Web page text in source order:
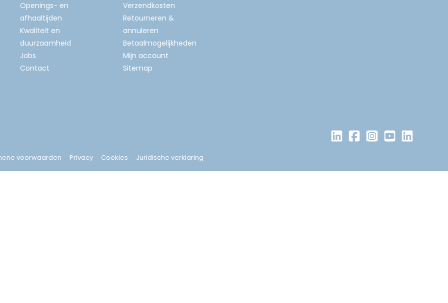
Openings- en
afhaaltijden
Kwaliteit en
duurzaamheid
Jobs
Contact
Verzendkosten
Retourneren &
annuleren
Betaalmogelijkheden
Mijn account
Sitemap
voorwaarden Privacy Cookies Juridische verklaring